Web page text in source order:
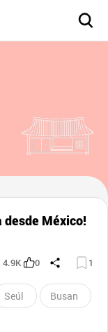
desde México!
4.9K 0 1
Seúl Busan